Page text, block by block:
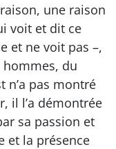
une raison
voit et dit ce
et ne voit pas –,
hommes, du
n’a pas montré
il l’a démontrée
sa passion et
et la présence